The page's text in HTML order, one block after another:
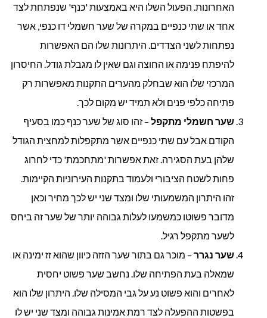
האחרונות. הפעול השלו היא באמצעות 'כנף' שנפתחת לצד
אחד או שתי כנפיים במקרה של שער חשמלי דו כנפי, אשר
נפתחות לשני הצדדים. היתרונות שלו הם האפשרות
להיפתח פנימה או החוצה וגם שאין לו מגבלת גודל. החיסרון
המרכזי שלו הוא שבחלק מהערים התקנות מאפשרות רק
פתיחה כלפי פנים ולא תמיד יש מקום לכך.
שער חשמלי מתקפל – זהו סוג של שער כנף כמו בסעיף
הקודם אבל עם שתי כנפיים אשר מתקפלות למחצית הגודל
שלהן בעת הסגירה. זאת אפשרות 'מתחכמת' כדי לחרוג
פחות לשטח הציבורי ולעמוד בתקנות העירוניות הקיימות.
זהו היתרון המשמעותי שלו ומצד שני יש לכך מחיר וכאן
מדובר פשוטו כמשמעו לעלות גבוהה יותר של שער זה ביחס
לשער מתקפל רגיל.
שער נגרר – מוכר גם בתור שער הזזה כיוון שהוא זז ימינה או
שמאלה בעת הפתיחה שלו. נחשב שער פשוט יחסית
לאחרים והוא פשוט נע על גבי המסילה שלו. היתרון שלו הוא
בפשטות ההפעלה לצד רמת אמינות גבוהה ומצד שני יש לו